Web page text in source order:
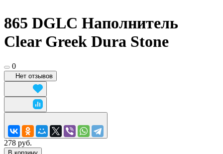
865 DGLC Наполнитель
Clear Greek Dura Stone
0
Нет отзывов
278 руб.